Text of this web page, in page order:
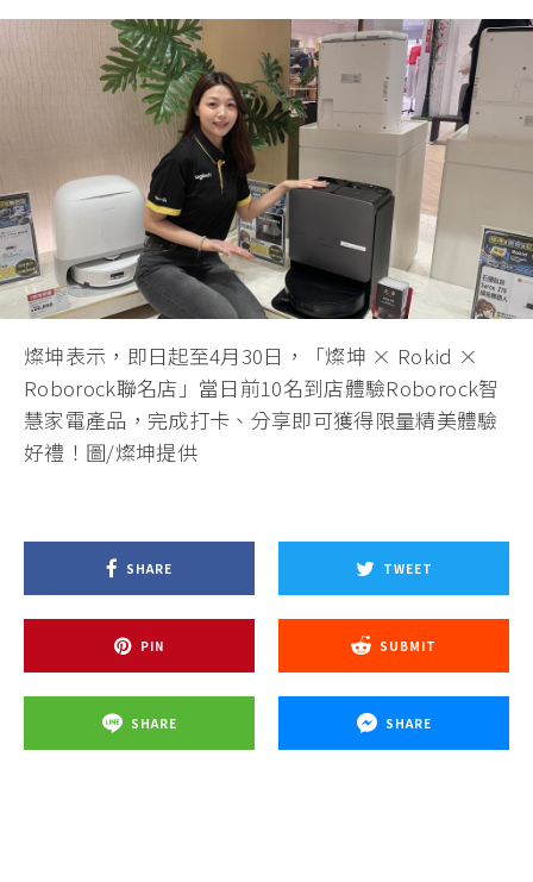
燦坤表示，即日起至4月30日，「燦坤 × Rokid ×
Roborock聯名店」當日前10名到店體驗Roborock智
慧家電產品，完成打卡、分享即可獲得限量精美體驗
好禮！圖/燦坤提供
SHARE TWEET
PIN SUBMIT
SHARE SHARE